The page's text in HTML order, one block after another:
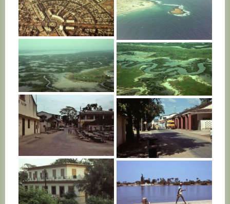
SENEGAL
SENEGAL SENEGAL
SENEGAL